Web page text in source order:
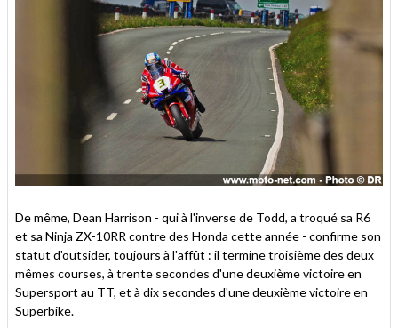
De même, Dean Harrison - qui à l'inverse de Todd, a troqué sa R6
et sa Ninja ZX-10RR contre des Honda cette année - confirme son
statut d'outsider, toujours à l'affût : il termine troisième des deux
mêmes courses, à trente secondes d'une deuxième victoire en
Supersport au TT, et à dix secondes d'une deuxième victoire en
Superbike.